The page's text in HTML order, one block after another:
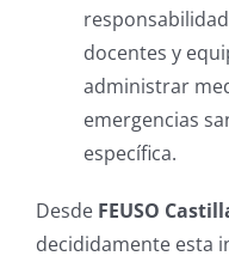
docentes y
administrar
emergencias
específica.
Desde FEUSO
decididamente esta